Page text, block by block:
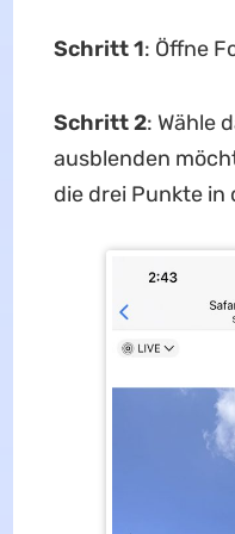
Schritt 1: Öffne
Schritt 2: Wähle
ausblenden
die drei Punkte in